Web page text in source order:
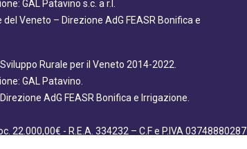
GAL Patavino s.c. a r.l.
Veneto – Direzione AdG FEASR Bonifica e
Rurale per il Veneto 2014-2022.
GAL Patavino.
AdG FEASR Bonifica e Irrigazione.
22.000,00€ - R.E.A. 334232 – C.F e P.IVA 03748880287